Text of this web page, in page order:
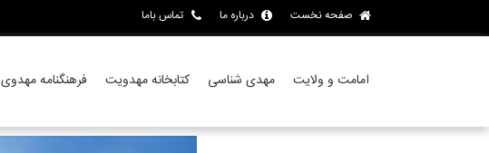
صفحه نخست درباره ما تماس باما
امامت و ولایت مهدی شناسی کتابخانه مهدویت فرهنگنامه مهدوی